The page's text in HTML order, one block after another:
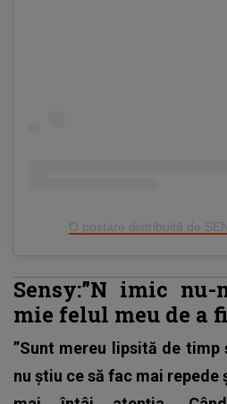
O postare distribuită de
Sensy:”N imic nu-
mie felul meu de a
”Sunt mereu lipsită de timp
nu știu ce să fac mai repede